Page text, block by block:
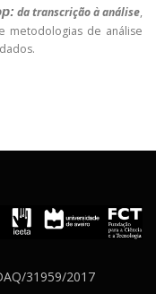
da transcrição à análise,
metodologias de análise
31959/2017